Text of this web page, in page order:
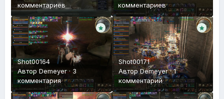
комментариев
комментариев
Shot00164
Автор Demeyer· 3
комментария
Shot00171
АвторDemeyer·1
комментарий